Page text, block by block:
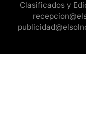
Clasificados y